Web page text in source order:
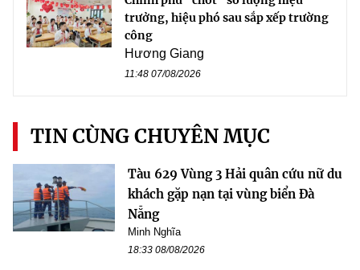
trưởng, hiệu phó sau sắp xếp trường
công
Hương Giang
11:48 07/08/2026
TIN CÙNG CHUYÊN MỤC
Tàu 629 Vùng 3 Hải quân cứu nữ du
khách gặp nạn tại vùng biển Đà
Nẵng
Minh Nghĩa
18:33 08/08/2026